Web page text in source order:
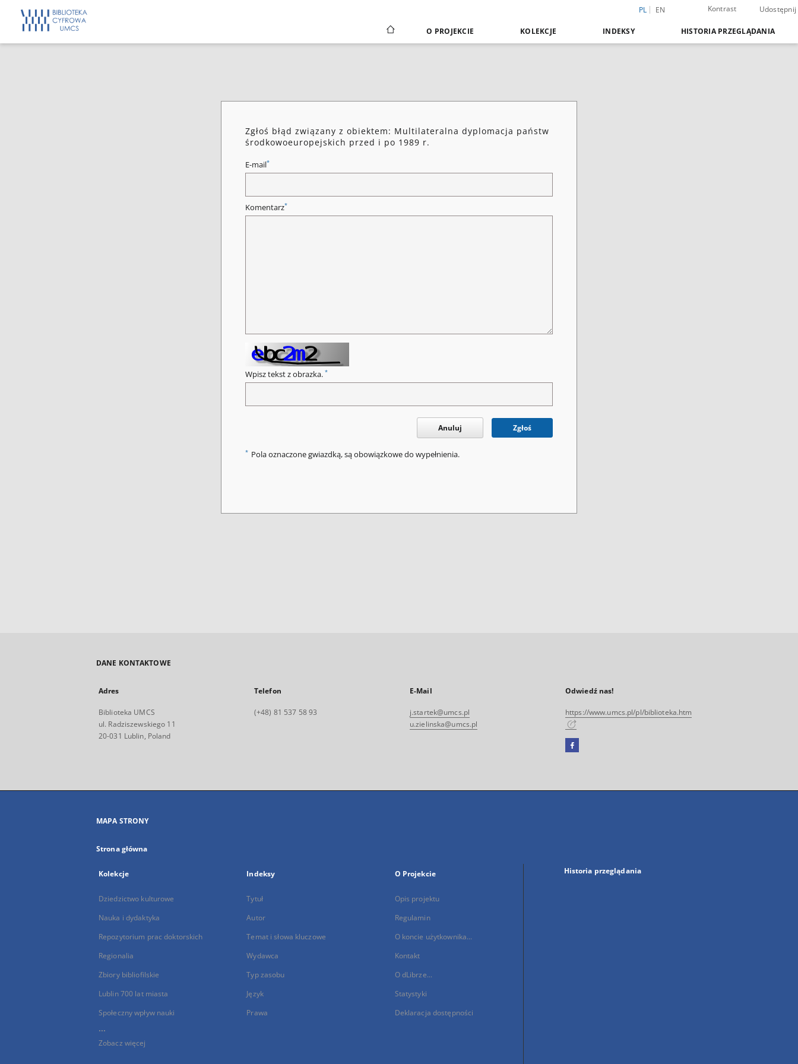
PL EN Kontrast Udostępnij
O PROJEKCIE KOLEKCJE INDEKSY HISTORIA PRZEGLĄDANIA
Zgłoś błąd związany z obiektem: Multilateralna dyplomacja państw
środkowoeuropejskich przed i po 1989 r.
E-mail*
Komentarz*
Wpisz tekst z obrazka. *
Anuluj Zgłoś
* Pola oznaczone gwiazdką, są obowiązkowe do wypełnienia.
DANE KONTAKTOWE
Adres
Biblioteka UMCS
ul. Radziszewskiego 11
20-031 Lublin, Poland
Telefon
(+48) 81 537 58 93
E-Mail
j.startek@umcs.pl
u.zielinska@umcs.pl
Odwiedź nas!
https://www.umcs.pl/pl/biblioteka.htm
Facebook
się
MAPA STRONY
Strona główna
Kolekcje
Dziedzictwo kulturowe
Nauka i dydaktyka
Repozytorium prac doktorskich
Regionalia
Zbiory bibliofilskie
Lublin 700 lat miasta
Społeczny wpływ nauki
...
Zobacz więcej
Indeksy
Tytuł
Autor
Temat i słowa kluczowe
Wydawca
Typ zasobu
Język
Prawa
O Projekcie
Opis projektu
Regulamin
O koncie użytkownika...
Kontakt
O dLibrze...
Statystyki
Deklaracja dostępności
Historia przeglądania